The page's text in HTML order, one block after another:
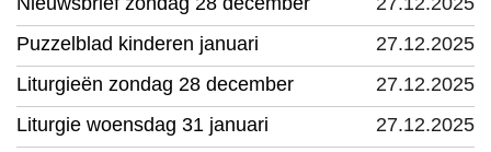
27.12.2025
Puzzelblad kinderen januari
27.12.2025
Liturgieën zondag 28 december
27.12.2025
Liturgie woensdag 31 januari